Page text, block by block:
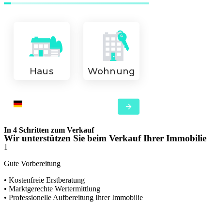
In 4 Schritten zum Verkauf
Wir unterstützen Sie beim Verkauf Ihrer Immobilie
1
Gute Vorbereitung
• Kostenfreie Erstberatung
• Marktgerechte Wertermittlung
• Professionelle Aufbereitung Ihrer Immobilie